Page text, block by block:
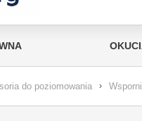
do poziomowania ›